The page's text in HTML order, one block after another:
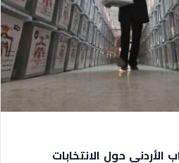
الأردني حول الانتخابات